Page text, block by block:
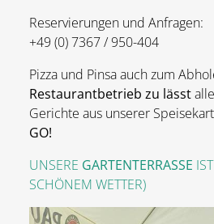
Reservierungen und Anfragen:
+49 (0) 7367 / 950-404
Pizza und Pinsa auch zum
Restaurantbetrieb zu lässt
Gerichte aus unserer
GO!
UNSERE GARTENTERRASSE
SCHÖNEM WETTER)